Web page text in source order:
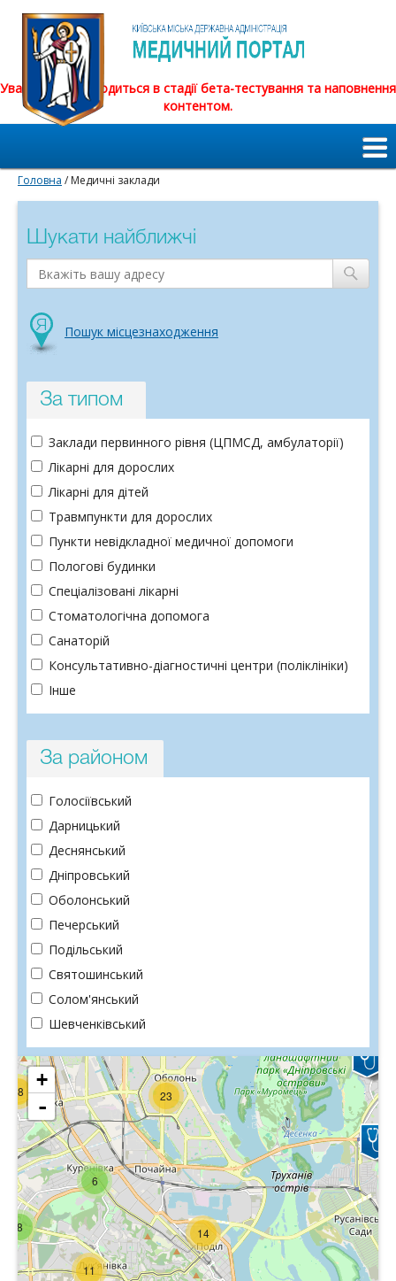
Увага! Сайт знаходиться в стадії бета-тестування та наповнення
контентом.
Головна / Медичні заклади
Шукати найближчі
Пошук місцезнаходження
За типом
Заклади первинного рівня (ЦПМСД, амбулаторії)
Лікарні для дорослих
Лікарні для дітей
Травмпункти для дорослих
Пункти невідкладної медичної допомоги
Пологові будинки
Спеціалізовані лікарні
Стоматологічна допомога
Санаторій
Консультативно-діагностичні центри (поліклініки)
Інше
За районом
Голосiївський
Дарницький
Деснянський
Днiпровський
Оболонський
Печерський
Подiльський
Святошинський
Солом'янський
Шевченкiвський
11
18
8
23
6
14
+
-